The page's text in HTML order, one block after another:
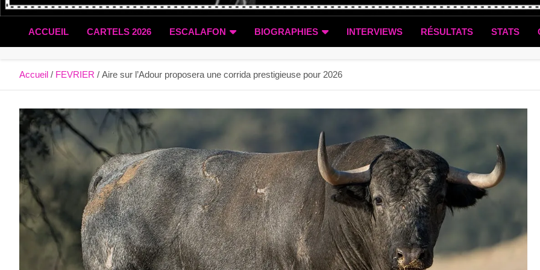
ACCUEIL CARTELS 2026 ESCALAFON BIOGRAPHIES INTERVIEWS RÉSULTATS STATS
Accueil FEVRIER Aire sur l’Adour proposera une corrida prestigieuse pour 2026